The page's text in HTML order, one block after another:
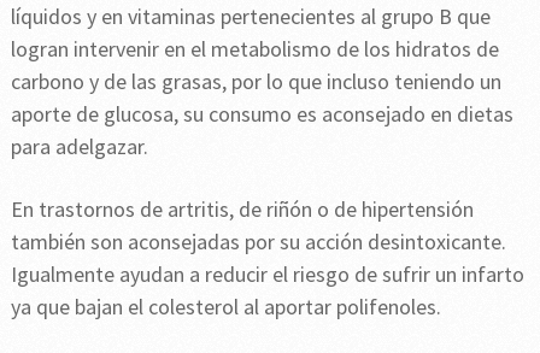
líquidos y en vitaminas pertenecientes al grupo B que
logran intervenir en el metabolismo de los hidratos de
carbono y de las grasas, por lo que incluso teniendo un
aporte de glucosa, su consumo es aconsejado en dietas
para adelgazar.
En trastornos de artritis, de riñón o de hipertensión
también son aconsejadas por su acción desintoxicante.
Igualmente ayudan a reducir el riesgo de sufrir un infarto
ya que bajan el colesterol al aportar polifenoles.